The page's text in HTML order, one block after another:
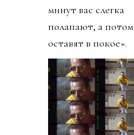
минут вас слегка
полапают, а потом
оставят в покое».